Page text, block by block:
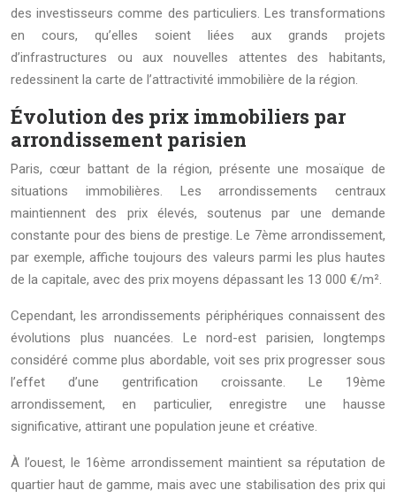
des investisseurs comme des particuliers. Les transformations
en cours, qu’elles soient liées aux grands projets
d’infrastructures ou aux nouvelles attentes des habitants,
redessinent la carte de l’attractivité immobilière de la région.
Évolution des prix immobiliers par
arrondissement parisien
Paris, cœur battant de la région, présente une mosaïque de
situations immobilières. Les arrondissements centraux
maintiennent des prix élevés, soutenus par une demande
constante pour des biens de prestige. Le 7ème arrondissement,
par exemple, affiche toujours des valeurs parmi les plus hautes
de la capitale, avec des prix moyens dépassant les 13 000 €/m².
Cependant, les arrondissements périphériques connaissent des
évolutions plus nuancées. Le nord-est parisien, longtemps
considéré comme plus abordable, voit ses prix progresser sous
l’effet d’une gentrification croissante. Le 19ème
arrondissement, en particulier, enregistre une hausse
significative, attirant une population jeune et créative.
À l’ouest, le 16ème arrondissement maintient sa réputation de
quartier haut de gamme, mais avec une stabilisation des prix qui